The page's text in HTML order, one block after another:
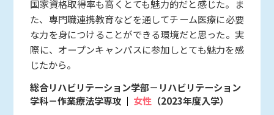
国家資格取得率も高くとても魅力的だと感じた。ま
た、専門職連携教育などを通してチーム医療に必要
な力を身につけることができる環境だと思った。実
際に、オープンキャンパスに参加しとても魅力を感
じたから。
総合リハビリテーション学部－リハビリテーション
学科－作業療法学専攻
女性 （2023年度入学）